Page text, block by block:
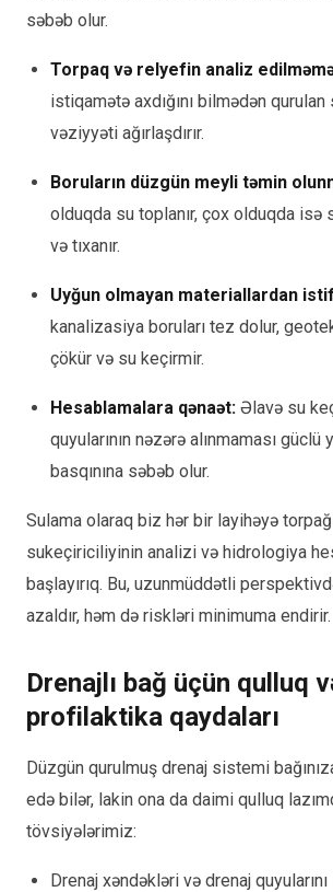
səbəb olur.
Torpaq və relyefin analiz
istiqamətə axdığını bilmədən
vəziyyəti ağırlaşdırır.
Boruların düzgün meyli təmin
olduqda su toplanır, çox olduqda
və tıxanır.
Uyğun olmayan materiallardan
kanalizasiya boruları tez dolur,
çökür və su keçirmir.
Hesablamalara qənaət: Əlavə su
quyularının nəzərə alınmaması güclü
basqınına səbəb olur.
Sulama olaraq biz hər bir layihəyə
sukeçiriciliyinin analizi və hidrologiya
başlayırıq. Bu, uzunmüddətli
azaldır, həm də riskləri minimuma endirir.
Drenajlı bağ üçün qulluq
profilaktika qaydaları
Düzgün qurulmuş drenaj sistemi
edə bilər, lakin ona da daimi qulluq
tövsiyələrimiz:
Drenaj xəndəkləri və drenaj